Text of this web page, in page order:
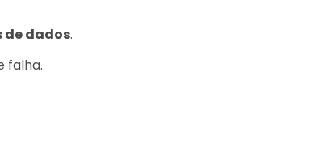
de dados.
falha.